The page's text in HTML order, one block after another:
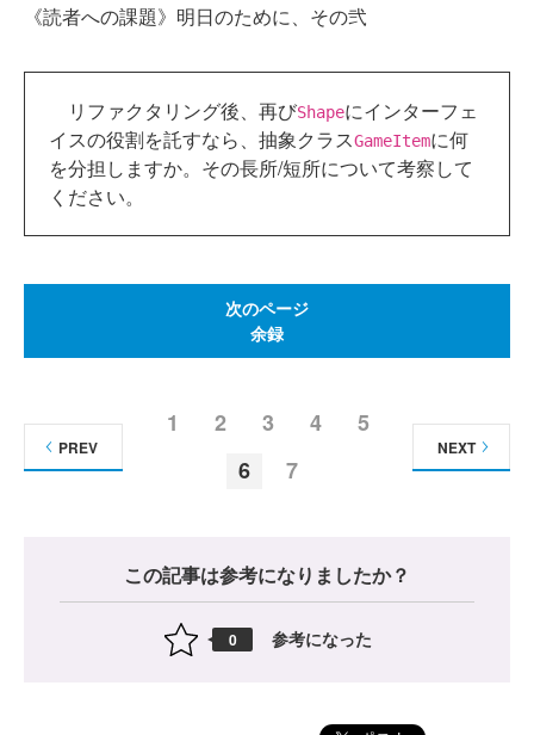
《読者への課題》明日のために、その弐
リファクタリング後、再びShapeにインターフェ
イスの役割を託すなら、抽象クラスGameItemに何
を分担しますか。その長所/短所について考察して
ください。
次のページ
余録
1 2 3 4
5
6
7
PREV NEXT
この記事は参考になりましたか？
0 参考になった